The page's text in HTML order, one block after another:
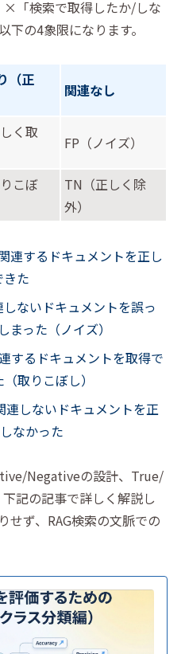
「検索で取得したか/しな
下の4象限になります。
（正
関連なし
く取
FP（ノイズ）
こぼ
TN（正しく除
外）
連するドキュメントを正し
きた
ないドキュメントを誤っ
まった（ノイズ）
するドキュメントを取得で
取りこぼし）
連しないドキュメントを正
なかった
Negativeの設計、True/
記の記事で詳しく解説し
せず、RAG検索の文脈での